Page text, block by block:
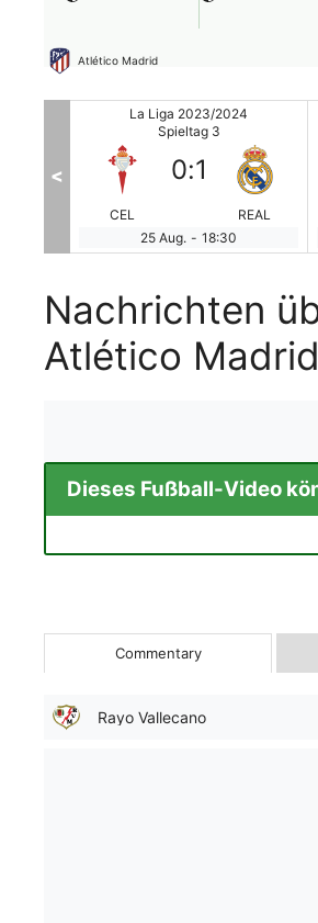
Atlético Madrid
La Liga 2023/2024
Spieltag 3
CEL
0:1
REAL
25 Aug. - 18:30
<
Nachrichten
Atlético Madrid
Dieses Fußball-Video
Commentary
Rayo Vallecano